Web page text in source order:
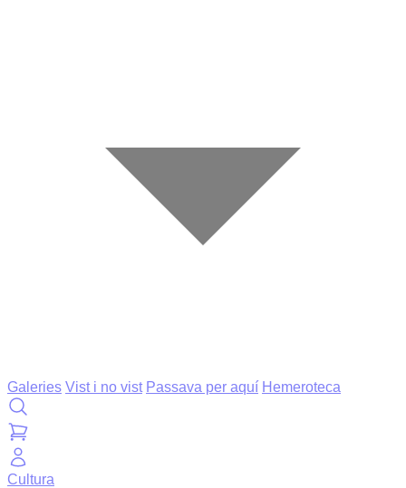
Galeries Vist i no vist Passava per aquí Hemeroteca
Cultura